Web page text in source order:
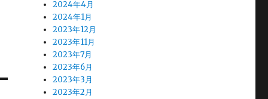
2024年4月
2024年1月
2023年12月
2023年11月
2023年7月
2023年6月
2023年3月
2023年2月